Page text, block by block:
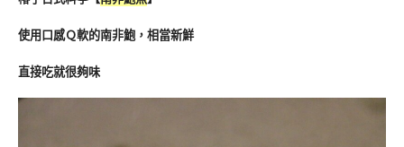
使用口感Ｑ軟的南非鮑，相當新鮮
直接吃就很夠味